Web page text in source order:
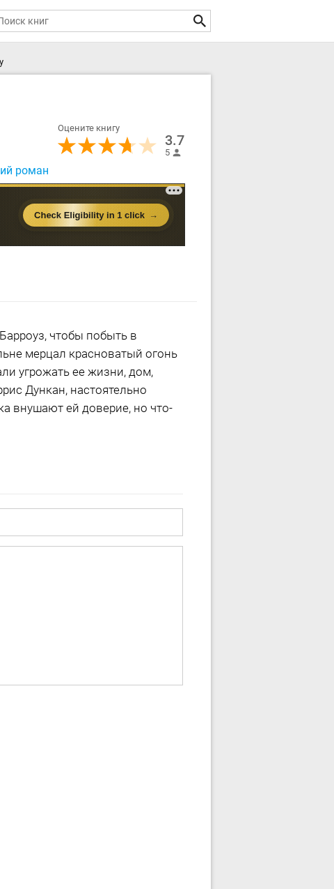
Оцените книгу
3.7
5
роман
чтобы побыть в
мерцал красноватый огонь
угрожать ее жизни, дом,
Дункан, настоятельно
внушают ей доверие, но что-